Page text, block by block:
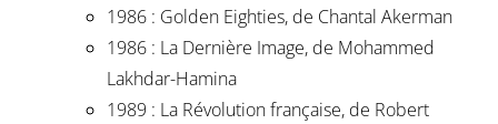
1986 : Golden Eighties, de Chantal Akerman
1986 : La Dernière Image, de Mohammed
Lakhdar-Hamina
1989 : La Révolution française, de Robert